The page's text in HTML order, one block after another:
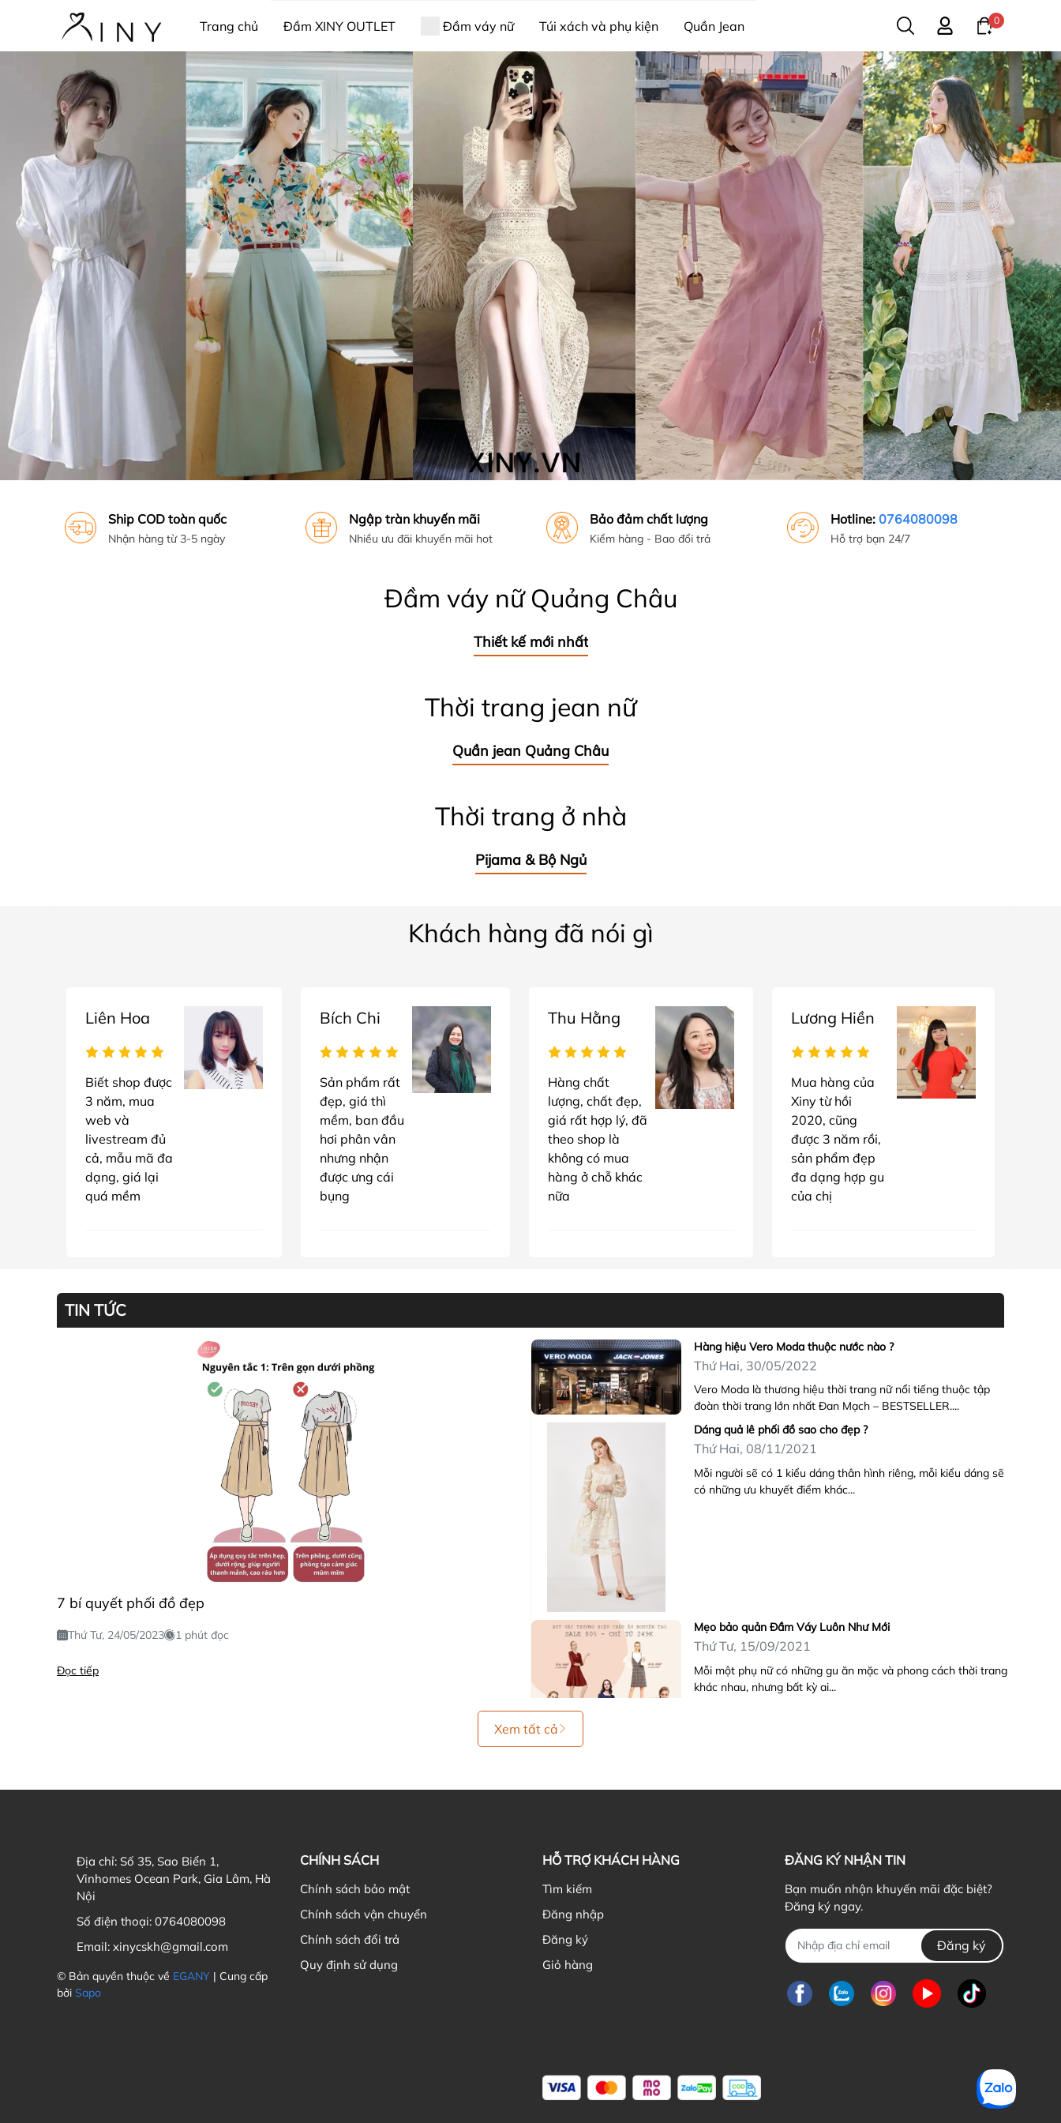
Trang chủ Đầm XINY OUTLET Đầm váy nữ Túi xách và phụ kiện Quần Jean
Thời trang công sở Pijama & bộ ngủ Nữ trang Giới thiệu về Xiny
0
Ship COD toàn quốc
Nhận hàng từ 3-5 ngày
Ngập tràn khuyến mãi
Nhiều ưu đãi khuyến mãi hot
Bảo đảm chất lượng
Kiểm hàng - Bao đổi trả
Hotline: 0764080098
Hỗ trợ bạn 24/7
Đầm váy nữ Quảng Châu
Thiết kế mới nhất
Thời trang jean nữ
Quần jean Quảng Châu
Thời trang ở nhà
Pijama & Bộ Ngủ
Khách hàng đã nói gì
Liên Hoa
Biết shop được
3 năm, mua
web và
livestream đủ
cả, mẫu mã đa
dạng, giá lại
quá mềm
Bích Chi
Sản phẩm rất
đẹp, giá thì
mềm, ban đầu
hơi phân vân
nhưng nhận
được ưng cái
bụng
Thu Hằng
Hàng chất
lượng, chất đẹp,
giá rất hợp lý, đã
theo shop là
không có mua
hàng ở chỗ khác
nữa
Lương Hiền
Mua hàng của
Xiny từ hồi
2020, cũng
được 3 năm rồi,
sản phẩm đẹp
đa dạng hợp gu
của chị
TIN TỨC
7 bí quyết phối đồ đẹp
Thứ Tư, 24/05/2023 1 phút đọc
Đọc tiếp
Hàng hiệu Vero Moda thuộc nước nào ?
Thứ Hai, 30/05/2022
Vero Moda là thương hiệu thời trang nữ nổi tiếng thuộc tập
đoàn thời trang lớn nhất Đan Mạch – BESTSELLER....
Dáng quả lê phối đồ sao cho đẹp ?
Thứ Hai, 08/11/2021
Mỗi người sẽ có 1 kiểu dáng thân hình riêng, mỗi kiểu dáng sẽ
có những ưu khuyết điểm khác...
Mẹo bảo quản Đầm Váy Luôn Như Mới
Thứ Tư, 15/09/2021
Mỗi một phụ nữ có những gu ăn mặc và phong cách thời trang
khác nhau, nhưng bất kỳ ai...
Nên tặng quà giáng sinh gì cho bạn gái mới quen?
Chủ Nhật, 21/03/2021
Không khí giáng sinh đang ùa về khắp mọi nẻo đường, ai ai
cũng nô nức chờ đón và chuẩn...
Xem tất cả
Địa chỉ: Số 35, Sao Biển 1,
Vinhomes Ocean Park, Gia Lâm, Hà
Nội
Số điện thoại: 0764080098
Email: xinycskh@gmail.com
© Bản quyền thuộc về EGANY | Cung cấp
bởi Sapo
CHÍNH SÁCH
Chính sách bảo mật
Chính sách vận chuyển
Chính sách đổi trả
Quy định sử dụng
HỖ TRỢ KHÁCH HÀNG
Tìm kiếm
Đăng nhập
Đăng ký
Giỏ hàng
ĐĂNG KÝ NHẬN TIN
Bạn muốn nhận khuyến mãi đặc biệt?
Đăng ký ngay.
Đăng ký